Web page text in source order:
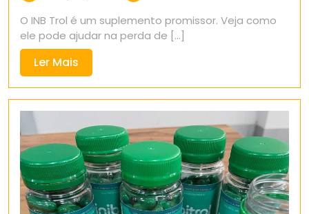
2025
O INB Trol é um suplemento promissor. Veja como
ele pode ajudar na perda de [...]
Ler Mais
Mais